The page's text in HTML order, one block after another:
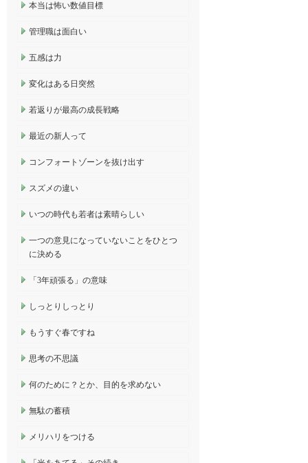
本当は怖い数値目標
管理職は面白い
五感は力
変化はある日突然
若返りが最高の成長戦略
最近の新人って
コンフォートゾーンを抜け出す
スズメの違い
いつの時代も若者は素晴らしい
一つの意見になっていないことをひとつ
に決める
「3年頑張る」の意味
しっとりしっとり
もうすぐ春ですね
思考の不思議
何のために？とか、目的を求めない
無駄の蓄積
メリハリをつける